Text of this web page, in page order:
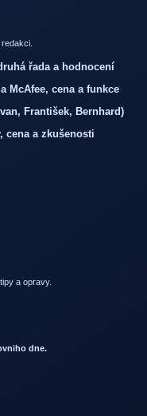
řada a hodnocení
McAfee, cena a funkce
František, Bernhard)
cena a zkušenosti
a opravy.
dne.